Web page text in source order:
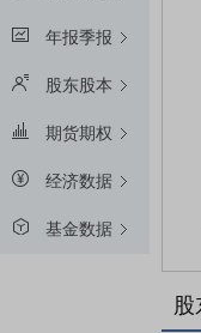
年报季报
股东股本
期货期权
经济数据
基金数据
股